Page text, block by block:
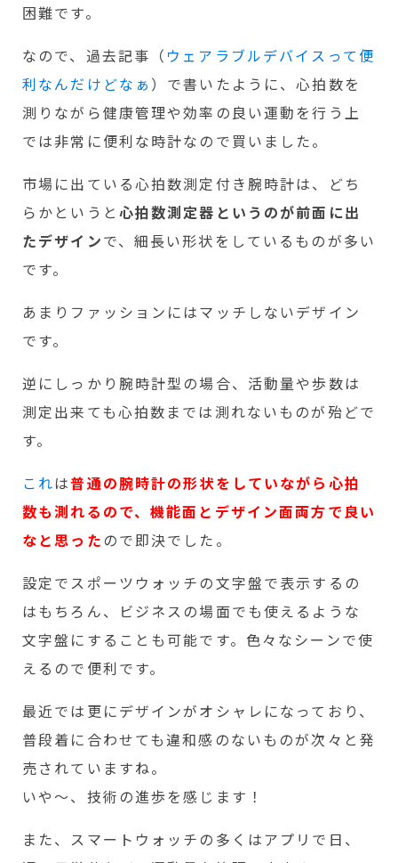
困難です。
なので、過去記事（ ウェアラブルデバイスって便
利なんだけどなぁ ）で書いたように、心拍数を
測りながら健康管理や効率の良い運動を行う上
では非常に便利な時計なので買いました。
市場に出ている心拍数測定付き腕時計は、どち
らかというと 心拍数測定器というのが前面に出
たデザインで、細長い形状をしているものが多い
です。
あまりファッションにはマッチしないデザイン
です。
逆にしっかり腕時計型の場合、活動量や歩数は
測定出来ても心拍数までは測れないものが殆どで
す。
これは普通の腕時計の形状をしていながら心拍
数も測れるので、機能面とデザイン面両方で良い
なと思った ので即決でした。
設定でスポーツウォッチの文字盤で表示するの
はもちろん、ビジネスの場面でも使えるような
文字盤にすることも可能です。色々なシーンで使
えるので便利です。
最近では更にデザインがオシャレになっており、
普段着に合わせても違和感のないものが次々と発
売されていますね。
いや～、技術の進歩を感じます！
また、スマートウォッチの多くはアプリで日、